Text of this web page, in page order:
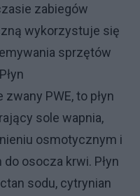
zabiegów
wykorzystuje się
sprzętów
PWE, to płyn
sole wapnia,
osmotycznym i
osocza krwi. Płyn
sodu, cytrynian